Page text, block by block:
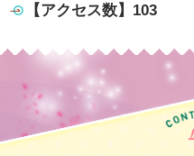
【アクセス数】 103